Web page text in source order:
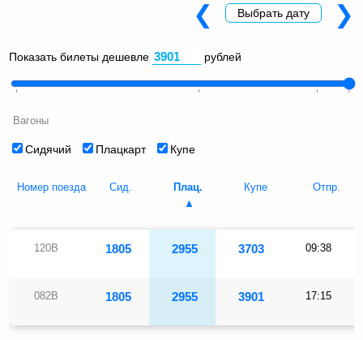
Показать билеты дешевле рублей
Вагоны
Сидячий Плацкарт Купе
❮ Выбрать дату ❯
Номер поезда Сид. Плац. Купе Отпр.
120В 1805 2955 3703 09:38
082В 1805 2955 3901 17:15